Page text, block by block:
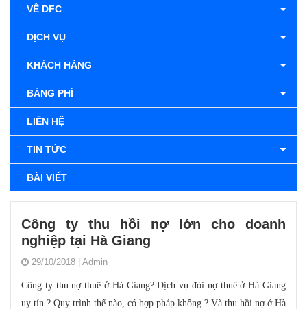
VỀ DFC
DỊCH VỤ
KHÁCH HÀNG
BẢNG PHÍ
LIÊN HỆ
TIN TỨC
BÀI VIẾT
Công ty thu hồi nợ lớn cho doanh
nghiệp tại Hà Giang
29/10/2018 Admin
Công ty thu nợthuê ở Hà Giang? Dịch vụđòi nợthuê ở Hà Giang
uy tín ? Quy trình thế nào, có hợp pháp không ? Và thu hồi nợ ở Hà